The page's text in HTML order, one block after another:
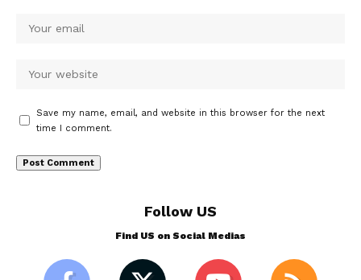
Save my name, email, and website in this browser for the next
time I comment.
Follow US
Find US on Social Medias